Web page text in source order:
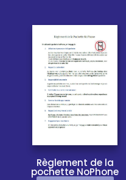
Règlement de la
pochette NoPhone